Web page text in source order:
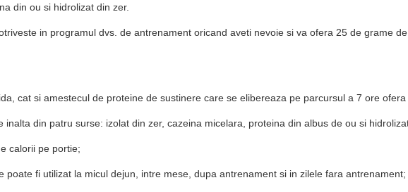
din ou si hidrolizat din zer.
in programul dvs. de antrenament oricand aveti nevoie si va ofera 25 de grame
cat si amestecul de proteine de sustinere care se elibereaza pe parcursul a 7 ore
inalta din patru surse: izolat din zer, cazeina micelara, proteina din albus de ou si
calorii pe portie;
poate fi utilizat la micul dejun, intre mese, dupa antrenament si in zilele fara antrenament;